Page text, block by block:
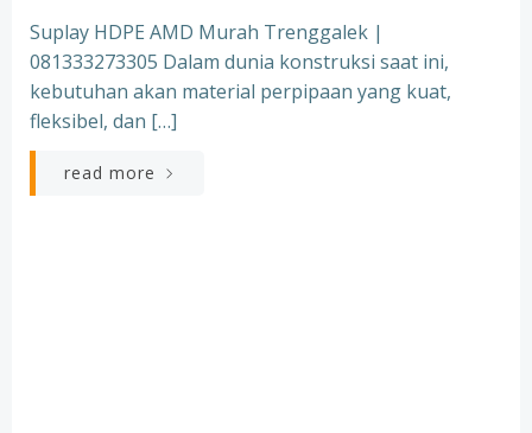
Suplay HDPE AMD Murah Trenggalek |
081333273305 Dalam dunia konstruksi saat ini,
kebutuhan akan material perpipaan yang kuat,
fleksibel, dan […]
read more